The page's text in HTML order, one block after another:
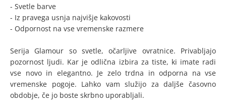
- Svetle barve
- Iz pravega usnja najvišje kakovosti
- Odpornost na vse vremenske razmere
Serija Glamour so svetle, očarljive ovratnice. Privabljajo
pozornost ljudi. Kar je odlična izbira za tiste, ki imate radi
vse novo in elegantno. Je zelo trdna in odporna na vse
vremenske pogoje. Lahko vam služijo za daljše časovno
obdobje, če jo boste skrbno uporabljali.